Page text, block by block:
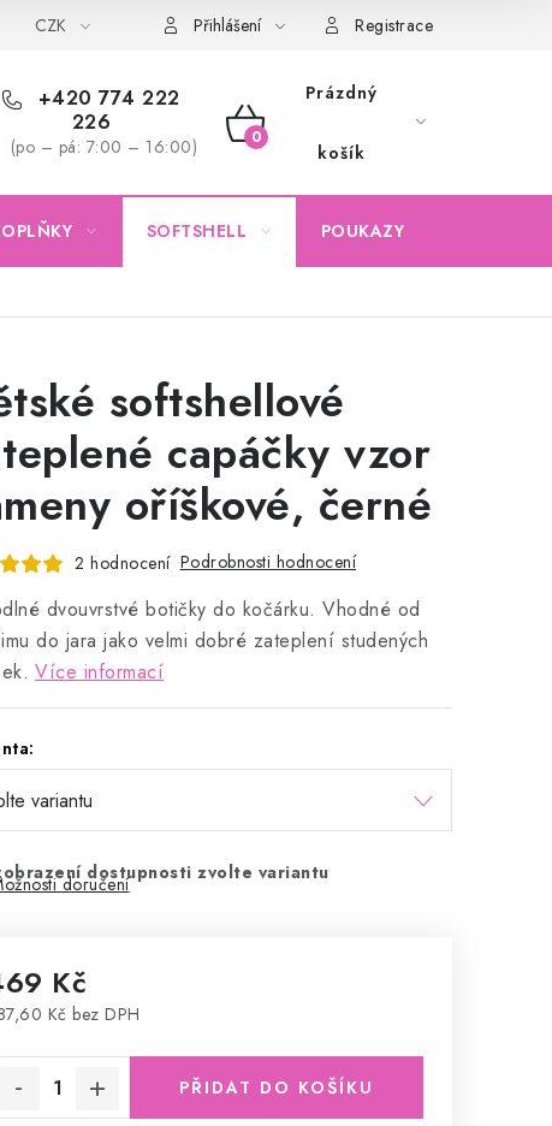
Obchodní podmínky Podmínky ochrany osobních údajů
CZK Přihlášení Registrace
+420 774 222
226
(po – pá: 7:00 – 16:00)
NÁKUPNÍ
Prázdný
košík
SOFTSHELL POUKAZY
softshellové
capáčky vzor
oříškové, černé
2 hodnocení Podrobnosti hodnocení
dvouvrstvé botičky do kočárku. Vhodné od
do jara jako velmi dobré zateplení studených
Více informací
dostupnosti zvolte variantu
doručení
Kč
Kč bez DPH
PŘIDAT DO KOŠÍKU